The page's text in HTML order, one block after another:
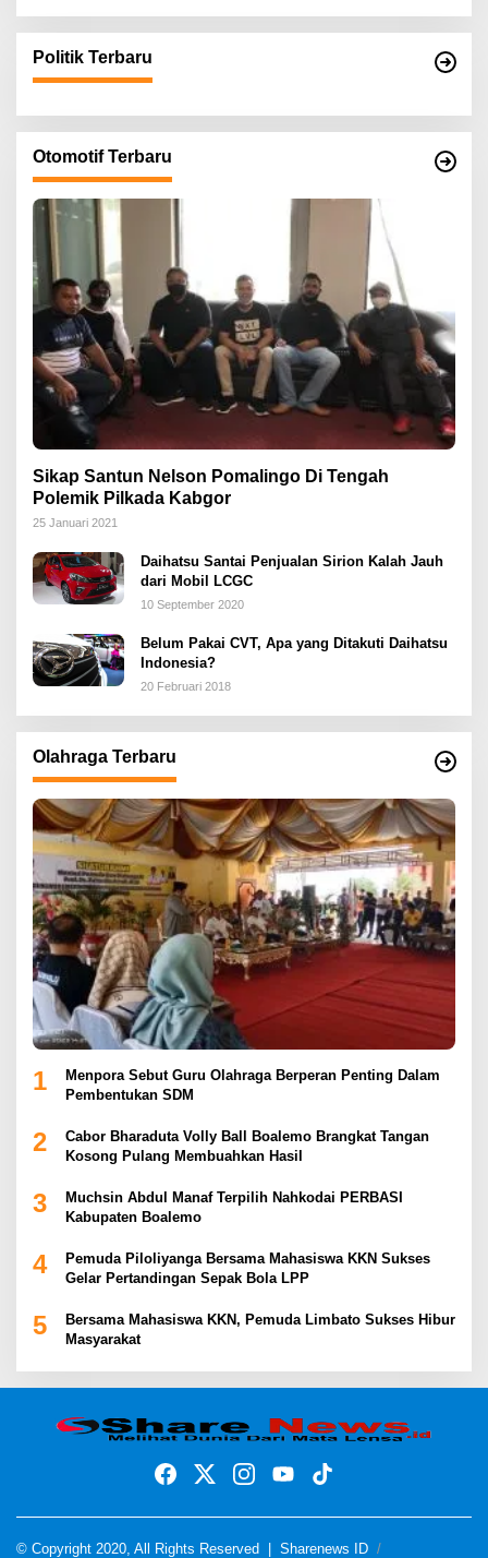
Politik Terbaru
Otomotif Terbaru
Sikap Santun Nelson Pomalingo Di Tengah
Polemik Pilkada Kabgor
25 Januari 2021
Daihatsu Santai Penjualan Sirion Kalah Jauh
dari Mobil LCGC
10 September 2020
Belum Pakai CVT, Apa yang Ditakuti Daihatsu
Indonesia?
20 Februari 2018
Olahraga Terbaru
1
Menpora Sebut Guru Olahraga Berperan Penting Dalam
Pembentukan SDM
2
Cabor Bharaduta Volly Ball Boalemo Brangkat Tangan
Kosong Pulang Membuahkan Hasil
3
Muchsin Abdul Manaf Terpilih Nahkodai PERBASI
Kabupaten Boalemo
4
Pemuda Piloliyanga Bersama Mahasiswa KKN Sukses
Gelar Pertandingan Sepak Bola LPP
5
Bersama Mahasiswa KKN, Pemuda Limbato Sukses Hibur
Masyarakat
© Copyright 2020, All Rights Reserved | Sharenews ID